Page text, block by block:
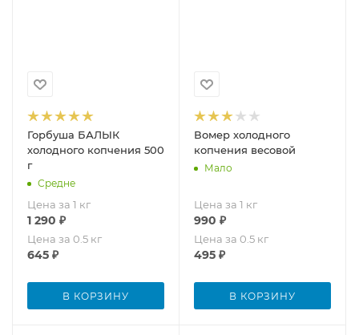
Горбуша БАЛЫК
холодного копчения 500
г
Средне
Цена за 1 кг
1 290 ₽
Цена за 0.5 кг
645 ₽
В КОРЗИНУ
Вомер холодного
копчения весовой
Мало
Цена за 1 кг
990 ₽
Цена за 0.5 кг
495 ₽
В КОРЗИНУ